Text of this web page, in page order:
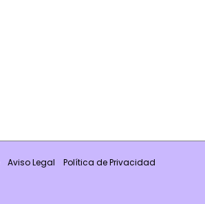
Aviso Legal Política de Privacidad